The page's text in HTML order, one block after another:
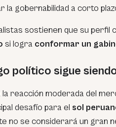
la gobernabilidad a corto
sostienen que su perfil
si logra conformar un
político sigue
la reacción moderada del
desafío para el sol
no se considerará un gran